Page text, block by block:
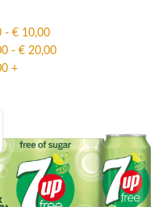
- € 10,00
- € 20,00
+